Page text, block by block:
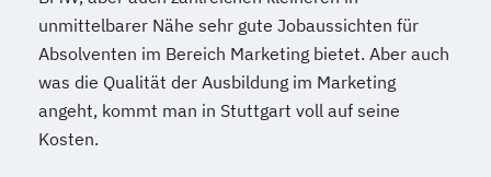
unmittelbarer Nähe sehr gute Jobaussichten für
Absolventen im Bereich Marketing bietet. Aber auch
was die Qualität der Ausbildung im Marketing
angeht, kommt man in Stuttgart voll auf seine
Kosten.